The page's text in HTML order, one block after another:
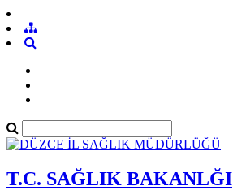
T.C. SAĞLIK BAKANLĞI